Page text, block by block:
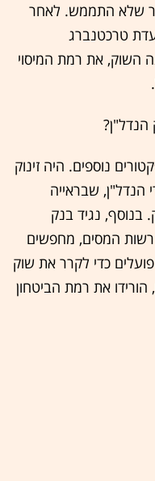
שלא התממש. לאחר
טרכטנברג
השוק, את רמת המיסוי
הנדל"ן?
נוספים. היה זינוק
שבראייה
בנוסף, נגיד בנק
המסים, מחפשים
כדי לקרר את שוק
הורידו את רמת הביטחון